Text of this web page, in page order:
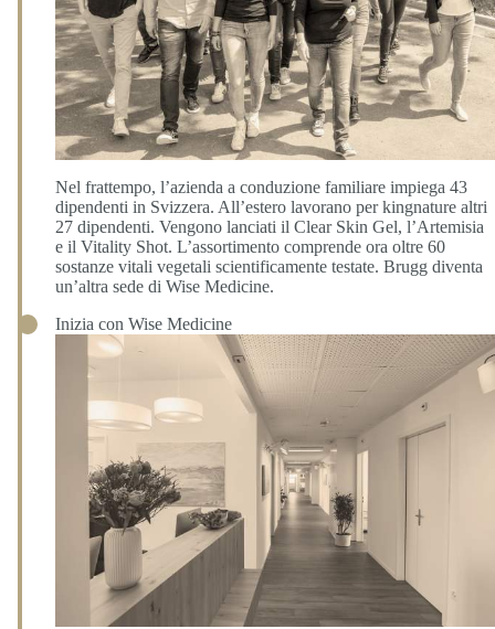
Nel frattempo, l’azienda a conduzione familiare impiega 43
dipendenti in Svizzera. All’estero lavorano per kingnature altri
27 dipendenti. Vengono lanciati il Clear Skin Gel, l’Artemisia
e il Vitality Shot. L’assortimento comprende ora oltre 60
sostanze vitali vegetali scientificamente testate. Brugg diventa
un’altra sede di Wise Medicine.
Inizia con Wise Medicine